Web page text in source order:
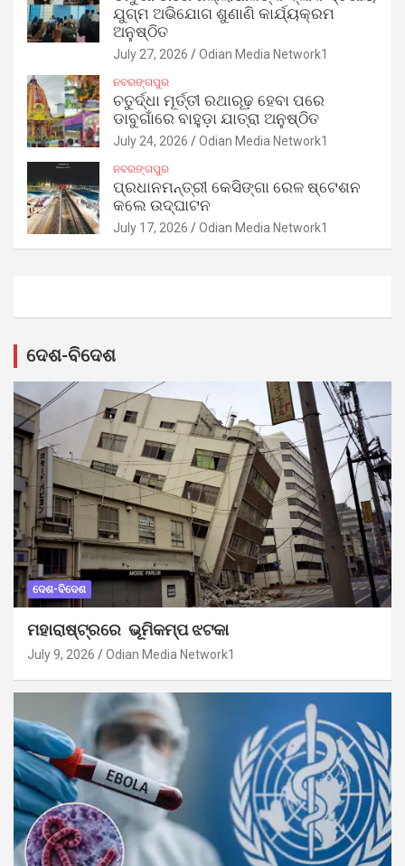
ଯୁଗ୍ମ ଅଭିଯୋଗ ଶୁଣାଣି କାର୍ଯ୍ୟକ୍ରମ
ଅନୁଷ୍ଠିତ
July 27, 2026 Odian Media Network1
ନବରଙ୍ଗପୁର
ଚତୁର୍ଦ୍ଧା ମୂର୍ତ୍ତୀ ରଥାରୂଢ଼ ହେବା ପରେ
ଡାବୁଗାଁରେ ବାହୁଡ଼ା ଯାତ୍ରା ଅନୁଷ୍ଠିତ
July 24, 2026 Odian Media Network1
ନବରଙ୍ଗପୁର
ପ୍ରଧାନମନ୍ତ୍ରୀ କେସିଙ୍ଗା ରେଳ ଷ୍ଟେଶନ
କଲେ ଉଦ୍‌ଘାଟନ
July 17, 2026 Odian Media Network1
ଦେଶ-ବିଦେଶ
ଦେଶ-ବିଦେଶ
ମହାରାଷ୍ଟ୍ରରେ ଭୂମିକମ୍ପ ଝଟକା
July 9, 2026 Odian Media Network1